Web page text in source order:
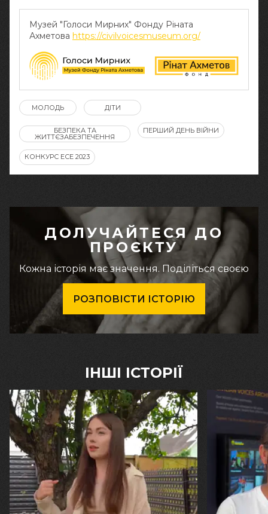
Музей "Голоси Мирних" Фонду Ріната
Ахметова https://civilvoicesmuseum.org/
МОЛОДЬ ДІТИ
БЕЗПЕКА ТА
ЖИТТЄЗАБЕЗПЕЧЕННЯ
ПЕРШИЙ ДЕНЬ ВІЙНИ
КОНКУРС ЕСЕ 2023
ДОЛУЧАЙТЕСЯ ДО
ПРОЄКТУ
Кожна історія має значення. Поділіться своєю
РОЗПОВІСТИ ІСТОРІЮ
ІНШІ ІСТОРІЇ
30.07.2026
29.07.2026